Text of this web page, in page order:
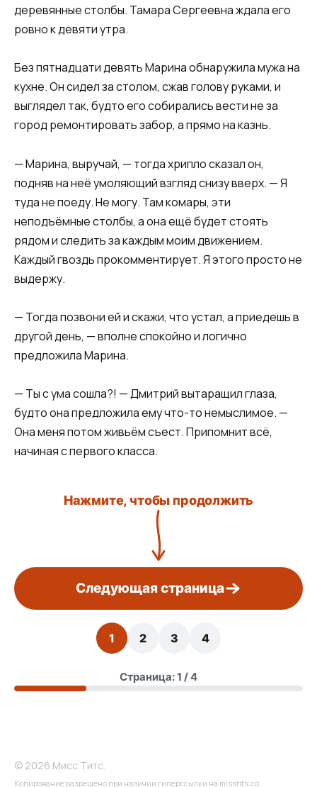
деревянные столбы. Тамара Сергеевна ждала его
ровно к девяти утра.
Без пятнадцати девять Марина обнаружила мужа на
кухне. Он сидел за столом, сжав голову руками, и
выглядел так, будто его собирались вести не за
город ремонтировать забор, а прямо на казнь.
— Марина, выручай, — тогда хрипло сказал он,
подняв на неё умоляющий взгляд снизу вверх. — Я
туда не поеду. Не могу. Там комары, эти
неподъёмные столбы, а она ещё будет стоять
рядом и следить за каждым моим движением.
Каждый гвоздь прокомментирует. Я этого просто не
выдержу.
— Тогда позвони ей и скажи, что устал, а приедешь в
другой день, — вполне спокойно и логично
предложила Марина.
— Ты с ума сошла?! — Дмитрий вытаращил глаза,
будто она предложила ему что-то немыслимое. —
Она меня потом живьём съест. Припомнит всё,
начиная с первого класса.
Нажмите, чтобы продолжить
Следующая страница
1 2 3 4
Страница: 1 / 4
© 2026 Мисс Титс.
Копирование разрешено при наличии гиперссылки на misstits.co.